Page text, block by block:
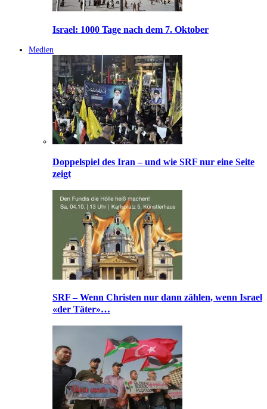
Israel: 1000 Tage nach dem 7. Oktober
Medien
Doppelspiel des Iran – und wie SRF nur eine Seite
zeigt
SRF – Wenn Christen nur dann zählen, wenn Israel
«der Täter»…